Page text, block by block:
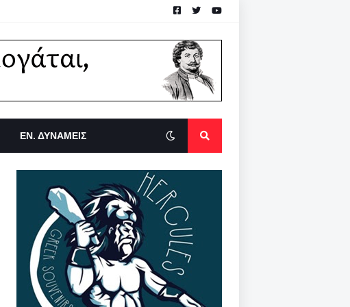
ΕΝ. ΔΥΝΑΜΕΙΣ